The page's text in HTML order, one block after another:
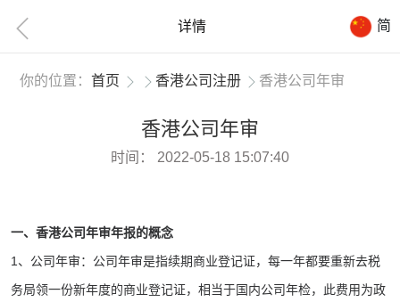
详情 简
你的位置：首页 香港公司注册 香港公司年审
香港公司年审
时间： 2022-05-18 15:07:40
一、香港公司年审年报的概念
1、公司年审：公司年审是指续期商业登记证，每一年都要重新去税
务局领一份新年度的商业登记证，相当于国内公司年检，此费用为政